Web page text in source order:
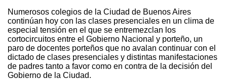
Numerosos colegios de la Ciudad de Buenos Aires
continúan hoy con las clases presenciales en un clima de
especial tensión en el que se entremezclan los
cortocircuitos entre el Gobierno Nacional y porteño, un
paro de docentes porteños que no avalan continuar con el
dictado de clases presenciales y distintas manifestaciones
de padres tanto a favor como en contra de la decisión del
Gobierno de la Ciudad.